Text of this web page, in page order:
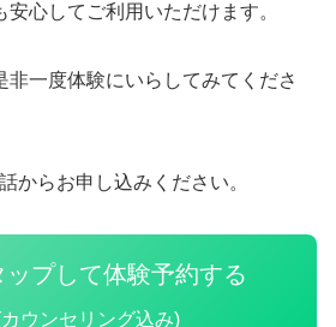
心してご利用いただけます。
非一度体験にいらしてみてくださ
からお申し込みください。
ップして体験予約する
ウンセリング込み)